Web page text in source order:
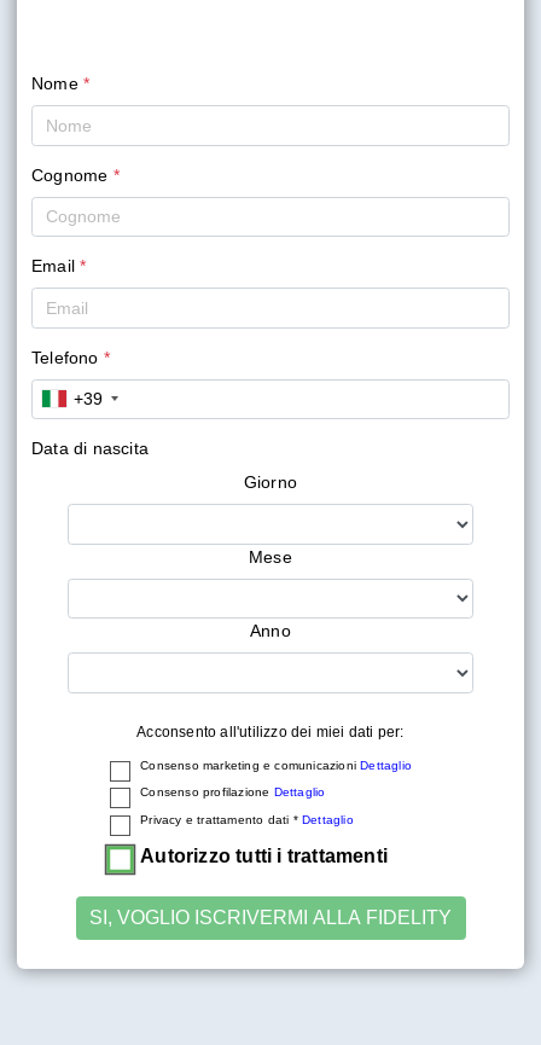
Nome *
Cognome *
Email*
Telefono *
+39
Data di nascita
Giorno
Mese
Anno
Acconsento all'utilizzo dei miei dati per:
Consenso marketing e comunicazioniDettaglio
Consenso profilazione Dettaglio
Privacy e trattamento dati *Dettaglio
Autorizzo tutti i trattamenti
SI, VOGLIO ISCRIVERMI ALLA FIDELITY